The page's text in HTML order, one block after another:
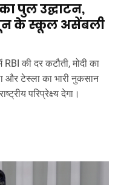
पुल उद्घाटन,
जून के स्कूल असेंबली
की दर कटौती, मोदी का
और टेस्ला का भारी नुकसान
परिप्रेक्ष्य देगा।